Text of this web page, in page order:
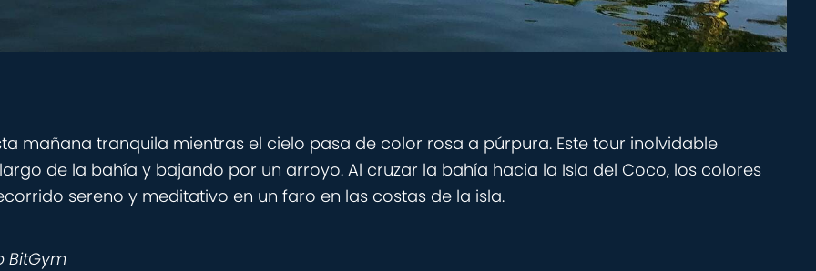
mañana tranquila mientras el cielo pasa de color rosa a púrpura. Este tour inolvidable
de la bahía y bajando por un arroyo. Al cruzar la bahía hacia la Isla del Coco, los colores
sereno y meditativo en un faro en las costas de la isla.
BitGym